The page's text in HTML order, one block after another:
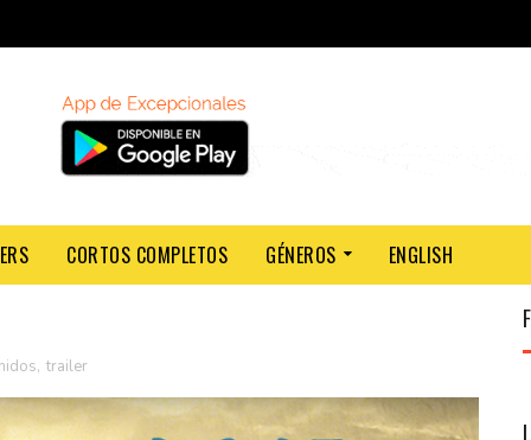
CORTOS COMPLETOS GÉNEROS ENGLISH
, trailer